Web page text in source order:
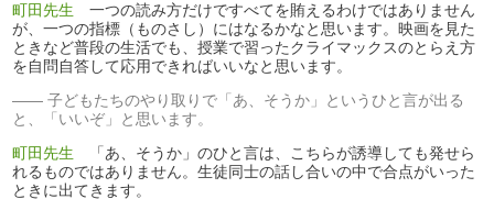
町田先生 一つの読み方だけですべてを賄えるわけではありません
が、一つの指標（ものさし）にはなるかなと思います。映画を見た
ときなど普段の生活でも、授業で習ったクライマックスのとらえ方
を自問自答して応用できればいいなと思います。
子どもたちのやり取りで「あ、そうか」というひと言が出る
と、「いいぞ」と思います。
町田先生 「あ、そうか」のひと言は、こちらが誘導しても発せら
れるものではありません。生徒同士の話し合いの中で合点がいった
ときに出てきます。